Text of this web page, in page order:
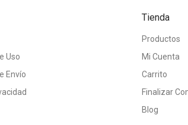
Uso
Envío
Tienda
Productos
Mi Cuenta
Carrito
Finalizar
Blog